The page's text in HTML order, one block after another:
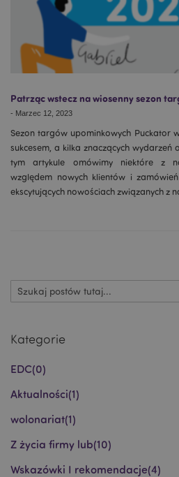
Patrząc wstecz na wiosenny sezon
- Marzec 12, 2023
Sezon targów upominkowych Puckator
sukcesem, a kilka znaczących wydarzeń
tym artykule omówimy niektóre z
względem nowych klientów i
ekscytujących nowościach związanych z
Szukaj
Kategorie
EDC(0)
Aktualności(1)
wolonariat(1)
Z życia firmy lub(10)
Wskazówki I rekomendacje(4)